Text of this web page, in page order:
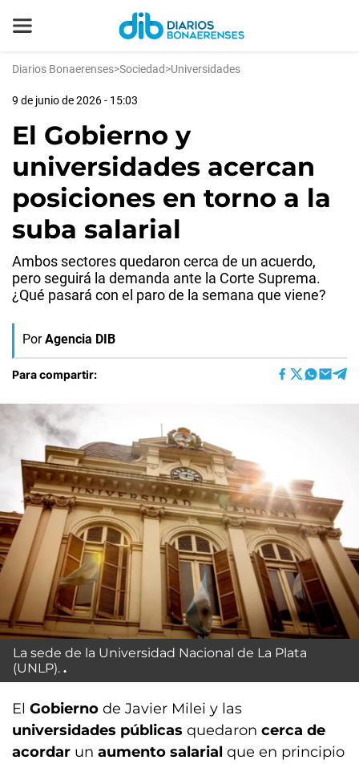
Diarios Bonaerenses>Sociedad>Universidades
9 de junio de 2026 - 15:03
El Gobierno y
universidades acercan
posiciones en torno a la
suba salarial
Ambos sectores quedaron cerca de un acuerdo,
pero seguirá la demanda ante la Corte Suprema.
¿Qué pasará con el paro de la semana que viene?
Por Agencia DIB
Para compartir:
La sede de la Universidad Nacional de La Plata
(UNLP).
El Gobierno de Javier Milei y las
universidades públicas quedaron cerca de
acordar un aumento salarial que en principio